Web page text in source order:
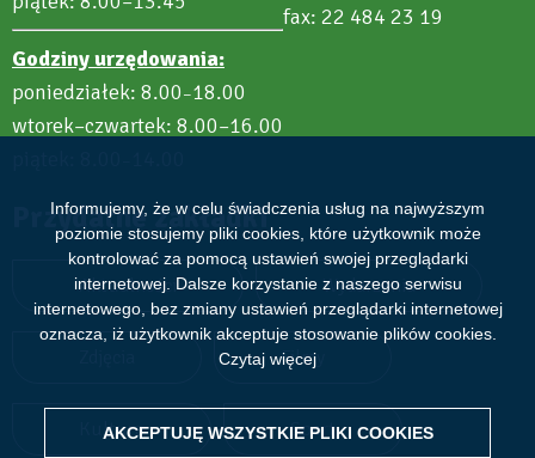
Informujemy, że w celu świadczenia usług na najwyższym
poziomie stosujemy pliki cookies, które użytkownik może
kontrolować za pomocą ustawień swojej przeglądarki
internetowej. Dalsze korzystanie z naszego serwisu
internetowego, bez zmiany ustawień przeglądarki internetowej
oznacza, iż użytkownik akceptuje stosowanie plików cookies.
Czytaj więcej
AKCEPTUJĘ WSZYSTKIE PLIKI COOKIES
WITHDRAW CONSENT
Godziny urzędowania:
poniedziałek: 8.00–18.00
wtorek–czwartek: 8.00–16.00
fax: 22 484 23 19
Przydatne zakładki
Aktualności Wydarzenia
Filmy
Kultura Sport